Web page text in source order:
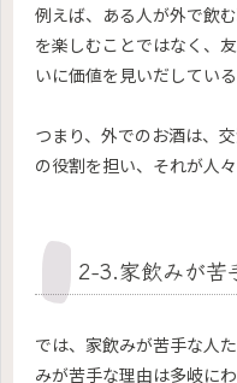
例えば、ある人が外で飲
を楽しむことではなく、
いに価値を見いだしてい
つまり、外でのお酒は、
の役割を担い、それが人
2-3.家飲みが苦
では、家飲みが苦手な人
みが苦手な理由は多岐にわ